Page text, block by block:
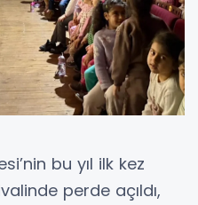
bu yıl ilk kez
perde açıldı,